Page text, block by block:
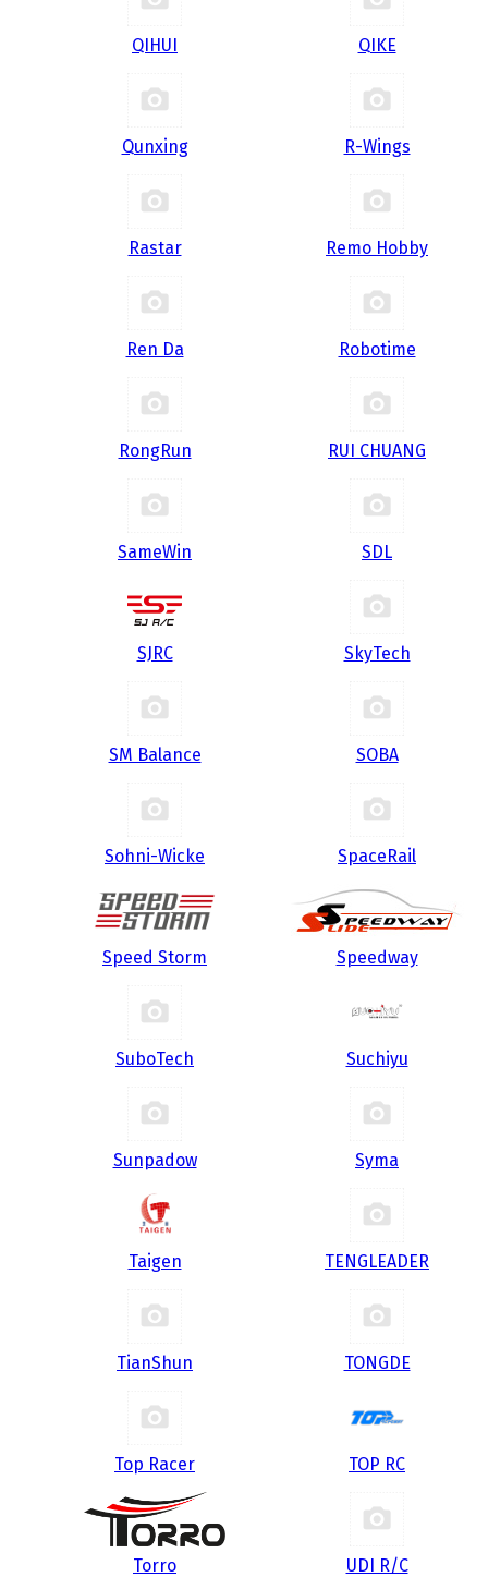
QIHUI QIKE
Qunxing R-Wings
Rastar Remo Hobby
Ren Da Robotime
RongRun RUI CHUANG
SameWin SDL
SJRC SkyTech
SM Balance SOBA
Sohni-Wicke SpaceRail
Speed Storm Speedway
SuboTech Suchiyu
Sunpadow Syma
Taigen TENGLEADER
TianShun TONGDE
Top Racer TOP RC
Torro UDI R/С